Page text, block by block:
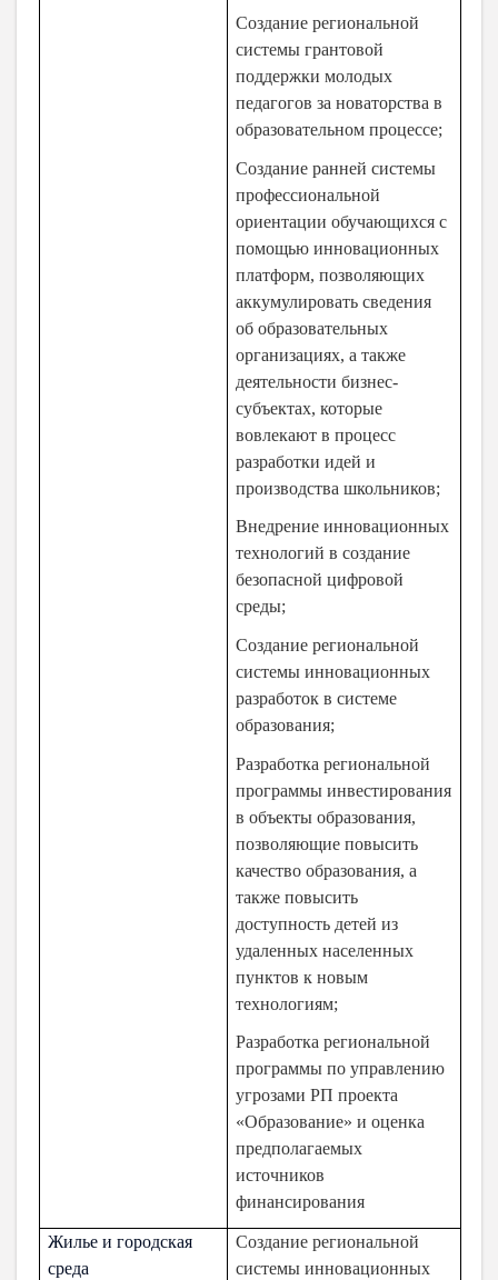
Создание региональной
системы грантовой
поддержки молодых
педагогов за новаторства в
образовательном процессе;
Создание ранней системы
профессиональной
ориентации обучающихся с
помощью инновационных
платформ, позволяющих
аккумулировать сведения
об образовательных
организациях, а также
деятельности бизнес-
субъектах, которые
вовлекают в процесс
разработки идей и
производства школьников;
Внедрение инновационных
технологий в создание
безопасной цифровой
среды;
Создание региональной
системы инновационных
разработок в системе
образования;
Разработка региональной
программы инвестирования
в объекты образования,
позволяющие повысить
качество образования, а
также повысить
доступность детей из
удаленных населенных
пунктов к новым
технологиям;
Разработка региональной
программы по управлению
угрозами РП проекта
«Образование» и оценка
предполагаемых
источников
финансирования
Жилье и городская
среда
Создание региональной
системы инновационных